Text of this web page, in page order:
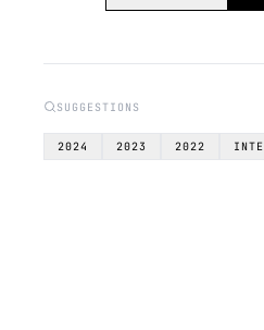
SUGGESTIONS
2024 2023 2022